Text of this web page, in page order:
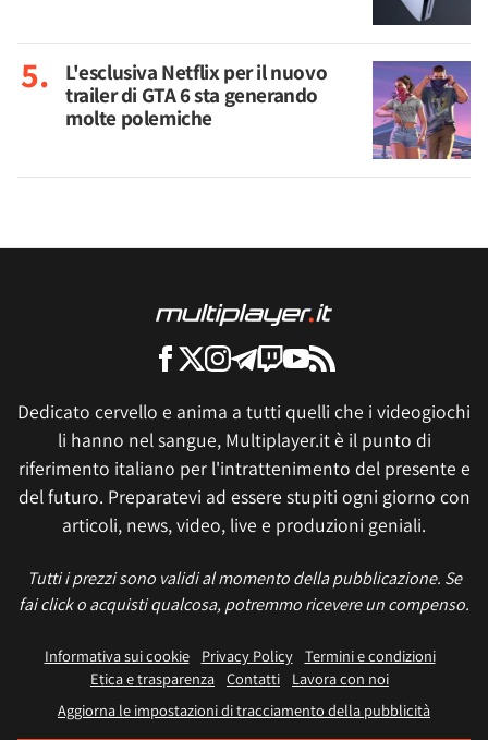
L'esclusiva Netflix per il nuovo
trailer di GTA 6 sta generando
molte polemiche
Dedicato cervello e anima a tutti quelli che i videogiochi
li hanno nel sangue, Multiplayer.it è il punto di
riferimento italiano per l'intrattenimento del presente e
del futuro. Preparatevi ad essere stupiti ogni giorno con
articoli, news, video, live e produzioni geniali.
Tutti i prezzi sono validi al momento della pubblicazione. Se
fai click o acquisti qualcosa, potremmo ricevere un compenso.
Informativa sui cookie Privacy Policy
Termini e condizioni
Etica e trasparenza Contatti
Lavora con noi
Aggiorna le impostazioni di tracciamento della pubblicità